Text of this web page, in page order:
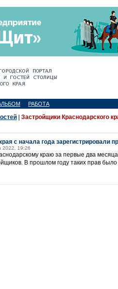
РАБОТА
Застройщики Краснодарского
с начала года зарегистрировали
2022, 19:26
краю за первые два
В прошлом году таких прав